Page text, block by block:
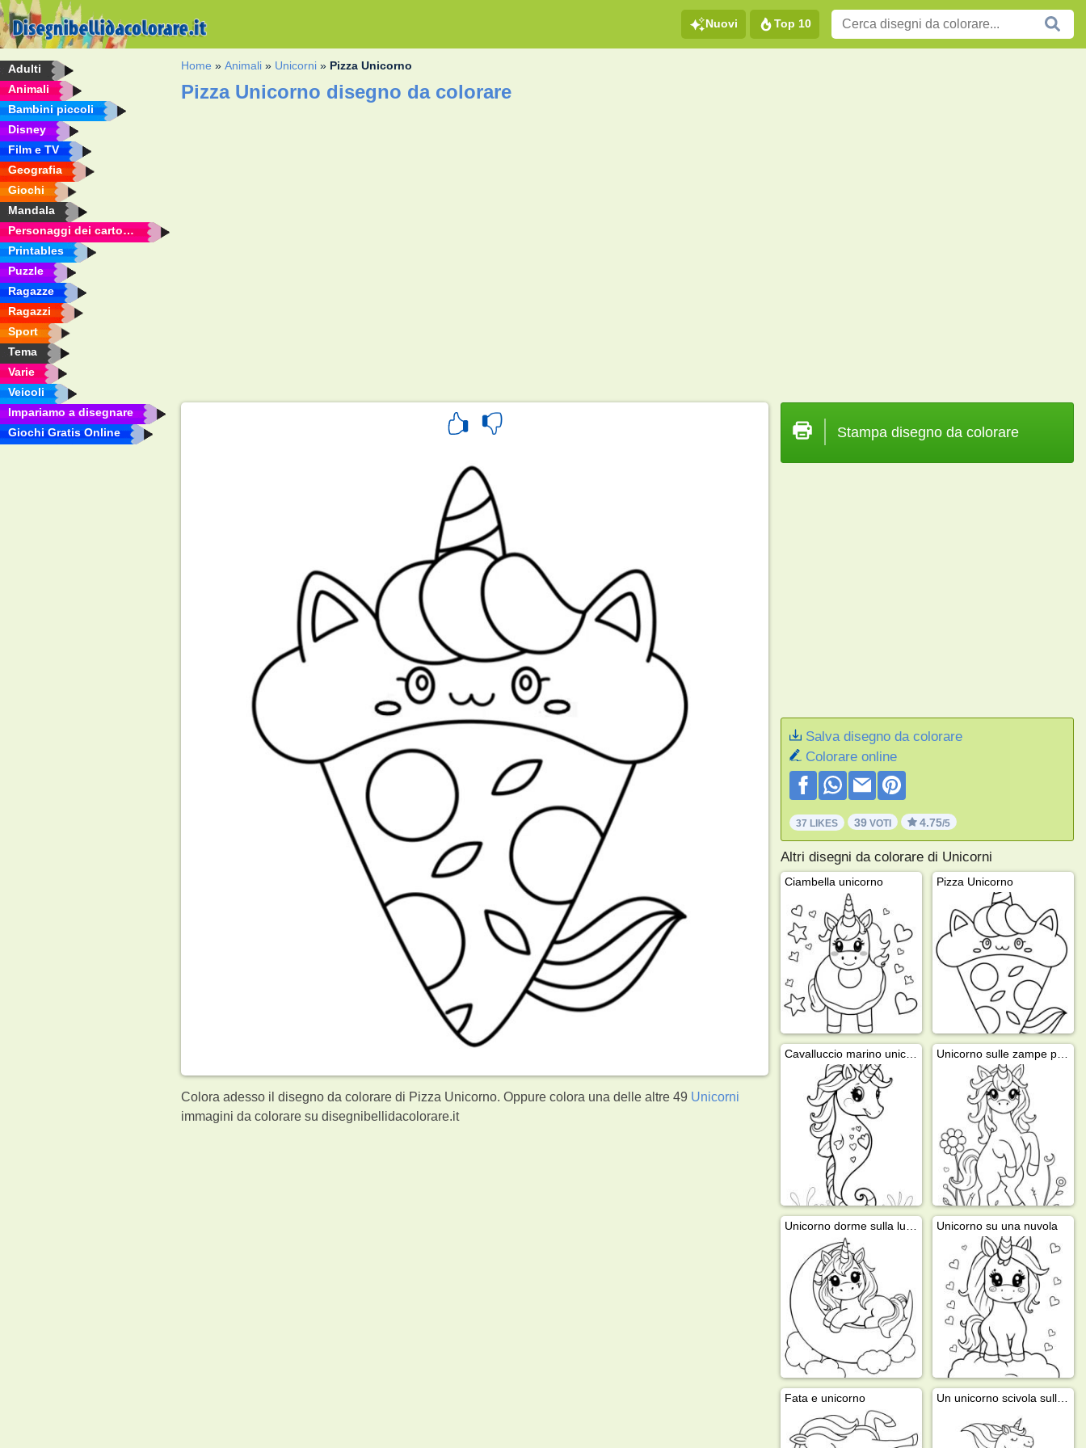
Nuovi Top 10
Adulti
Animali
Bambini piccoli
Disney
Film e TV
Geografia
Giochi
Mandala
Personaggi dei cartoni animati
Printables
Puzzle
Ragazze
Ragazzi
Sport
Tema
Varie
Veicoli
Impariamo a disegnare
Giochi Gratis Online
Home »Animali » Unicorni » Pizza Unicorno
Pizza Unicorno disegno da colorare
Colora adesso il disegno da colorare di Pizza Unicorno. Oppure colora una delle altre 49 Unicorni
immagini da colorare su disegnibellidacolorare.it
Stampa disegno da colorare
Salva disegno da colorare
Colorare online
37 LIKES 39VOTI 4.75/5
Altri disegni da colorare di Unicorni
Ciambella unicorno Pizza Unicorno
Cavalluccio marino unicorno Unicorno sulle zampe posteriori
Unicorno su una nuvola
Fata e unicorno Un unicorno scivola sull'arcobaleno